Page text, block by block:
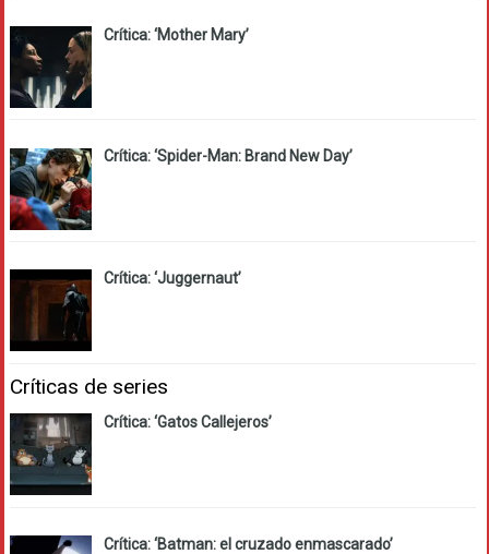
Crítica: ‘Mother Mary’
Crítica: ‘Spider-Man: Brand New Day’
Crítica: ‘Juggernaut’
Críticas de series
Crítica: ‘Gatos Callejeros’
Crítica: ‘Batman: el cruzado enmascarado’